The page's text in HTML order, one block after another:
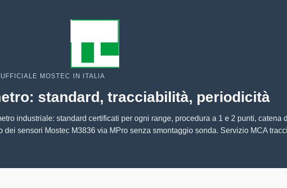
MOSTEC IN ITALIA
standard, tracciabilità, periodicità
industriale: standard certificati per ogni range, procedura a 1 e 2 punti, catena
sensori Mostec M3836 via MPro senza smontaggio sonda. Servizio MCA